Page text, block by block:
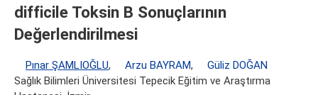
difficile Toksin B Sonuçlarının
Değerlendirilmesi
Pınar ŞAMLIOĞLU, Arzu BAYRAM,
Güliz DOĞAN
Sağlık Bilimleri Üniversitesi Tepecik Eğitim ve Araştırma